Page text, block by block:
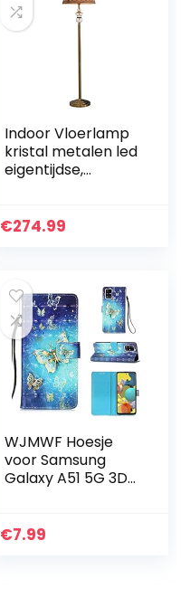
Indoor Vloerlamp
kristal metalen led
eigentijdse,
woonkamer,
€274.99
WJMWF Hoesje
voor Samsung
Galaxy A51 5G 3D
Portemonnee Flip
€7.99